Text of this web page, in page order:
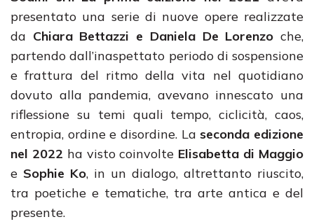
presentato una serie di nuove opere realizzate
da Chiara Bettazzi e Daniela De Lorenzo che,
partendo dall’inaspettato periodo di sospensione
e frattura del ritmo della vita nel quotidiano
dovuto alla pandemia, avevano innescato una
riflessione su temi quali tempo, ciclicità, caos,
entropia, ordine e disordine. La seconda edizione
nel 2022 ha visto coinvolte Elisabetta di Maggio
e Sophie Ko, in un dialogo, altrettanto riuscito,
tra poetiche e tematiche, tra arte antica e del
presente.